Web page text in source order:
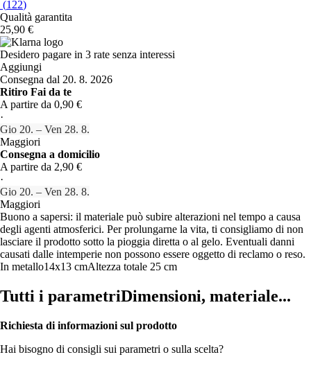
(122)
Qualità garantita
25,90 €
Desidero pagare in 3 rate senza interessi
Aggiungi
Consegna dal 20. 8. 2026
Ritiro Fai da te
A partire da 0,90 €
·
Gio 20. – Ven 28. 8.
Maggiori
Consegna a domicilio
A partire da 2,90 €
·
Gio 20. – Ven 28. 8.
Maggiori
Buono a sapersi: il materiale può subire alterazioni nel tempo a causa
degli agenti atmosferici. Per prolungarne la vita, ti consigliamo di non
lasciare il prodotto sotto la pioggia diretta o al gelo. Eventuali danni
causati dalle intemperie non possono essere oggetto di reclamo o reso.
In metallo14x13 cmAltezza totale 25 cm
Tutti i parametriDimensioni, materiale...
Richiesta di informazioni sul prodotto
Hai bisogno di consigli sui parametri o sulla scelta?